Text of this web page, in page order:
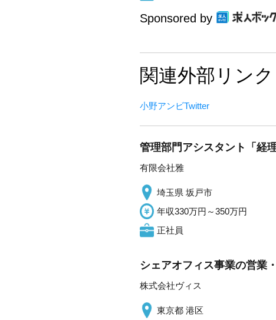
Sponsored by
関連外部リンク
小野アンビTwitter
管理部門アシスタント「経
有限会社雅
埼玉県 坂戸市
年収330万円～350万円
正社員
シェアオフィス事業の営業
株式会社ヴィス
東京都 港区